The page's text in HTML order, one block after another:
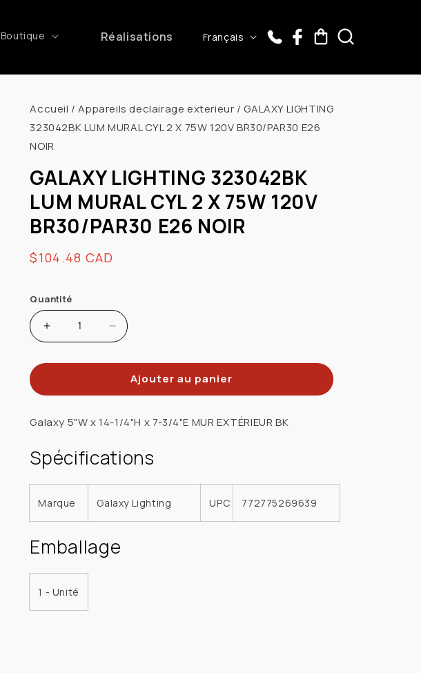
Boutique Réalisations
L
n
g
u
Français Panier
Accueil /Appareils declairage exterieur /GALAXY LIGHTING
323042BK LUM MURAL CYL 2 X 75W 120V BR30/PAR30 E26
NOIR
GALAXY LIGHTING 323042BK
LUM MURAL CYL 2 X 75W 120V
BR30/PAR30 E26 NOIR
Prix
$104.48 CAD
Quantité
Augmenter
quantité
GALAXY
LIGHTING
323042BK
LUM
MURAL
CYL
2
120V
NOIR
Réduire
quantité
GALAXY
LIGHTING
LUM
MURAL
CYL
2
120V
Ajouter au panier
Galaxy 5"W x 14-1/4"H x 7-3/4"E MUR EXTÉRIEUR BK
Spécifications
Marque Galaxy Lighting UPC 772775269639
Emballage
1 - Unité